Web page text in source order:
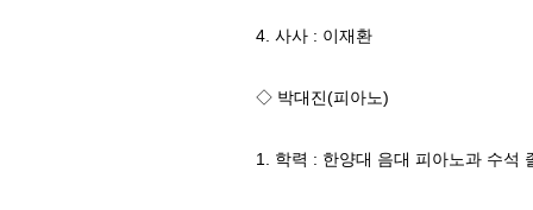
4. 사사 : 이재환
◇ 박대진(피아노)
1. 학력 : 한양대 음대 피아노과 수석